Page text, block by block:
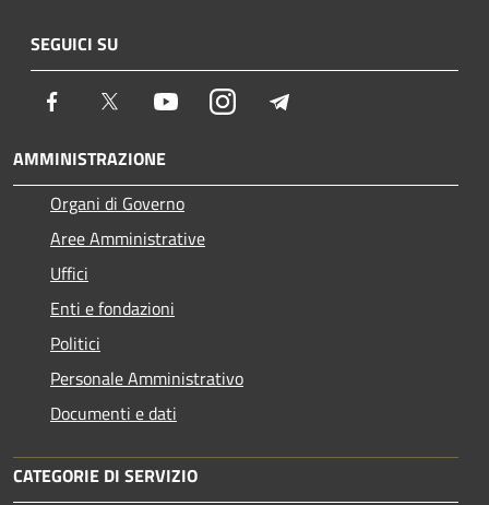
SEGUICI SU
Facebook Twitter YoutubeInstagram
AMMINISTRAZIONE
Organi di Governo
Aree Amministrative
Uffici
Enti e fondazioni
Politici
Personale Amministrativo
Documenti e dati
CATEGORIE DI SERVIZIO